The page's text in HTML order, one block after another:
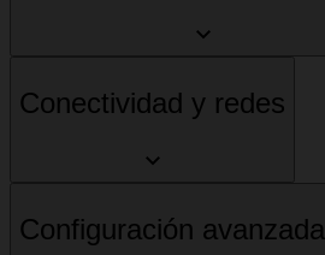
Conectividad y redes
Configuración avanzada